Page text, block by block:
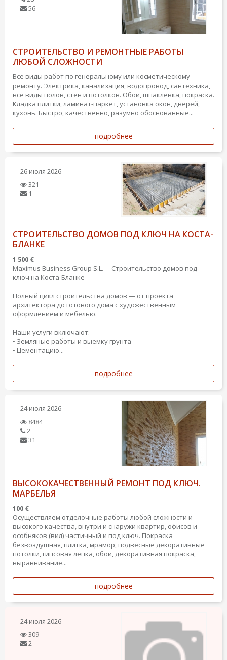
56
СТРОИТЕЛЬСТВО И РЕМОНТНЫЕ РАБОТЫ
ЛЮБОЙ СЛОЖНОСТИ
Bсе виды работ по генеральному или косметическому
ремонту. Электрика, канализация, водопровод, сантеxника,
все виды полов, стен и потолков. Обои, шпаклевка, покраскa.
Кладка плитки, ламинат-паркет, установка окон, дверей,
кухонь. Быстро, качественно, разумно обоснованные...
подробнее
26 июля 2026
321
1
СТРОИТЕЛЬСТВО ДОМОВ ПОД КЛЮЧ НА КОСТА-
БЛАНКЕ
1 500 €
Maximus Business Group S.L.— Строительство домов под
ключ на Коста-Бланке
Полный цикл строительства домов — от проекта
архитектора до готового дома с художественным
оформлением и мебелью.
Наши услуги включают:
• Земляные работы и выемку грунта
• Цементацию...
подробнее
24 июля 2026
8484
2
31
ВЫСОКОКАЧЕСТВЕННЫЙ РЕМОНТ ПОД КЛЮЧ.
МАРБЕЛЬЯ
100 €
Осуществляем отделочные работы любой сложности и
высокого качества, внутри и снаружи квартир, офисов и
особняков (вил) частичный и под ключ. Покраска
безвоздушная, плитка, мрамор, подвесные декоративные
потолки, гипсовая лепка, обои, декоративная покраска,
выравнивание...
подробнее
24 июля 2026
309
2